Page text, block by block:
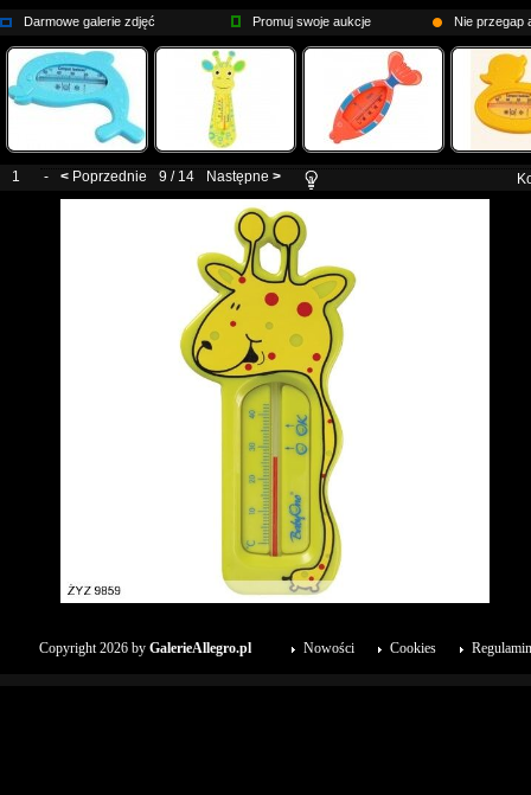
Darmowe galerie zdjęć Promuj swoje aukcje Nie przegap
1 - < Poprzednie 9 / 14 Następne >
Copyright 2026 by GalerieAllegro.pl Regulamin
Cookies
Nowości